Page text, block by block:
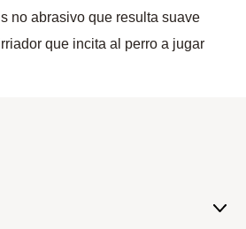
no abrasivo que resulta suave
que incita al perro a jugar